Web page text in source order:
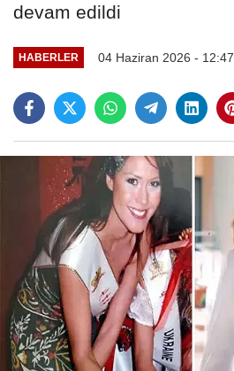
devam edildi
HABERLER 04 Haziran 2026 - 12:47